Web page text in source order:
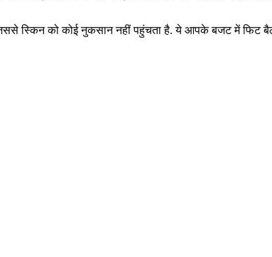
स्किन को कोई नुकसान नहीं पहुंचता है. ये आपके बजट में फिट